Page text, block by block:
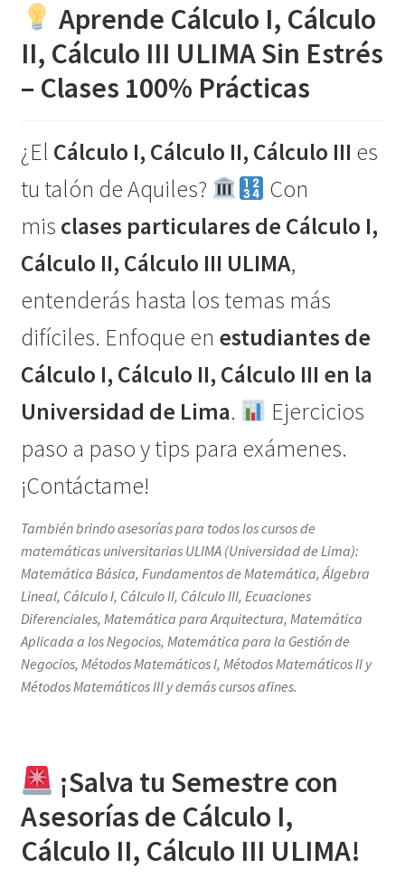
Aprende Cálculo I, Cálculo
II, Cálculo III ULIMA Sin Estrés
– Clases 100% Prácticas
¿El Cálculo I, Cálculo II, Cálculo III es
tu talón de Aquiles?
Con
mis clases particulares de Cálculo I,
Cálculo II, Cálculo III ULIMA,
entenderás hasta los temas más
difíciles. Enfoque en estudiantes de
Cálculo I, Cálculo II, Cálculo III en la
Universidad de Lima.
Ejercicios
paso a paso y tips para exámenes.
¡Contáctame!
También brindo asesorías para todos los cursos de
matemáticas universitarias ULIMA (Universidad de Lima):
Matemática Básica, Fundamentos de Matemática, Álgebra
Lineal, Cálculo I, Cálculo II, Cálculo III, Ecuaciones
Diferenciales, Matemática para Arquitectura, Matemática
Aplicada a los Negocios, Matemática para la Gestión de
Negocios, Métodos Matemáticos I, Métodos Matemáticos II y
Métodos Matemáticos III y demás cursos afines.
¡Salva tu Semestre con
Asesorías de Cálculo I,
Cálculo II, Cálculo III ULIMA!